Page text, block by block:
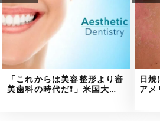
「これからは美容整形より審
美歯科の時代だ❗」米国大…
日焼
ア